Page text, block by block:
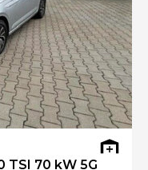
TSI 70 kW 5G